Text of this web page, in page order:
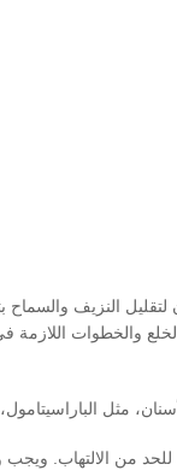
النزيف والسماح
والخطوات اللازمة
مثل الباراسيتامول،
من الالتهاب.